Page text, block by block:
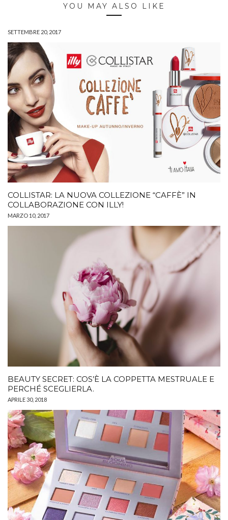
YOU MAY ALSO LIKE
SETTEMBRE 20, 2017
COLLISTAR: LA NUOVA COLLEZIONE “CAFFÈ” IN
COLLABORAZIONE CON ILLY!
MARZO 10, 2017
BEAUTY SECRET: COS’È LA COPPETTA MESTRUALE E
PERCHÉ SCEGLIERLA.
APRILE 30, 2018